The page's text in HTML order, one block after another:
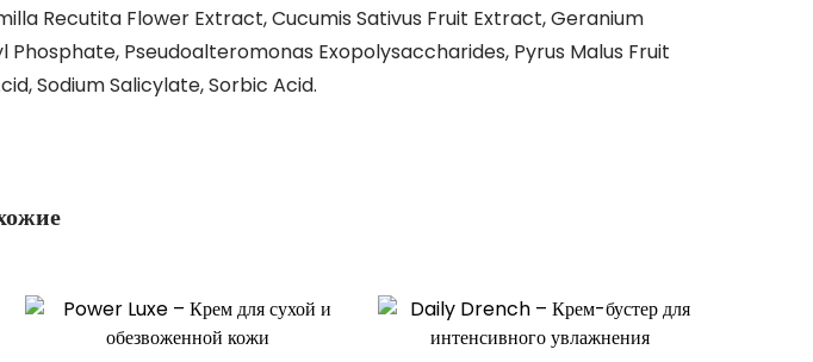
Recutita Flower Extract, Cucumis Sativus Fruit Extract, Geranium
Pseudoalteromonas Exopolysaccharides, Pyrus Malus Fruit
Sodium Salicylate, Sorbic Acid.